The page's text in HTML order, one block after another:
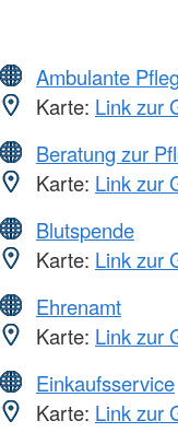
Ambulante
Karte: Link zur
Beratung zur
Karte: Link zur
Blutspende
Karte: Link zur
Ehrenamt
Karte: Link zur
Einkaufsservice
Karte: Link zur